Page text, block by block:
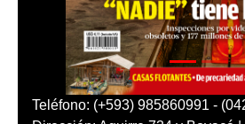
Teléfono: (+593) 985860991 -